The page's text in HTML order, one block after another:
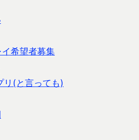
希望者募集
リ(と言っても)